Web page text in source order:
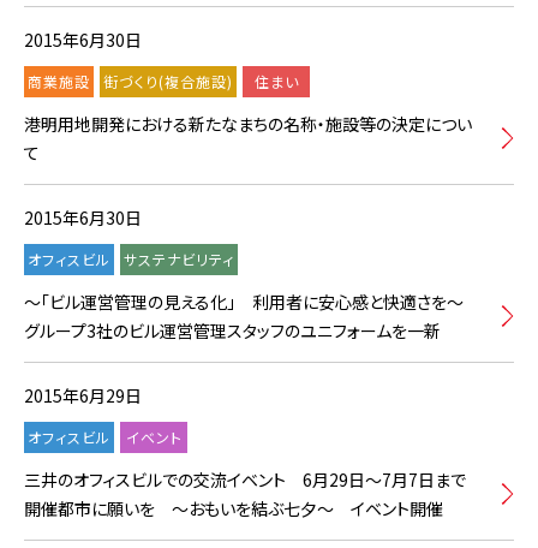
2015年6月30日
商業施設 街づくり(複合施設) 住まい
港明用地開発における新たなまちの名称・施設等の決定につい
て
2015年6月30日
オフィスビル サステナビリティ
～「ビル運営管理の見える化」 利用者に安心感と快適さを～
グループ3社のビル運営管理スタッフのユニフォームを一新
2015年6月29日
オフィスビル イベント
三井のオフィスビルでの交流イベント 6月29日～7月7日まで
開催都市に願いを ～おもいを結ぶ七夕～ イベント開催